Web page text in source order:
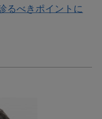
るべきポイントに